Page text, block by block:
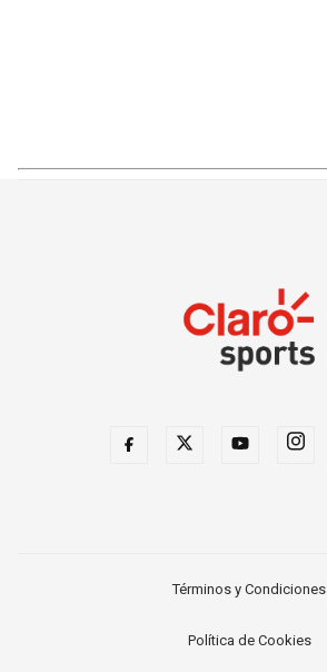
Términos y Condiciones
Política de Cookies